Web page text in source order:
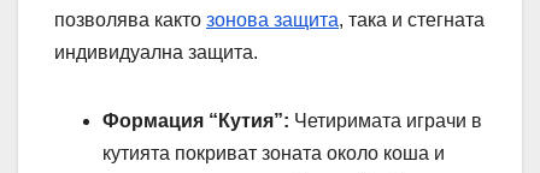
позволява както зонова защита, така и стегната
индивидуална защита.
Формация “Кутия”: Четиримата играчи в
кутията покриват зоната около коша и